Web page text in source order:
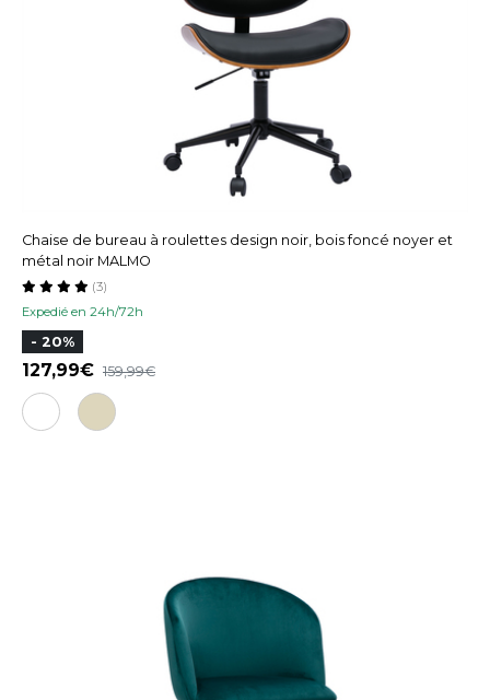
Chaise de bureau à roulettes design noir, bois foncé noyer et
métal noir MALMO
Expedié en 24h/72h
(3)
- 20%
127,99 159,99